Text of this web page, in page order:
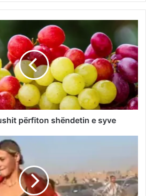
përfiton shëndetin e syve